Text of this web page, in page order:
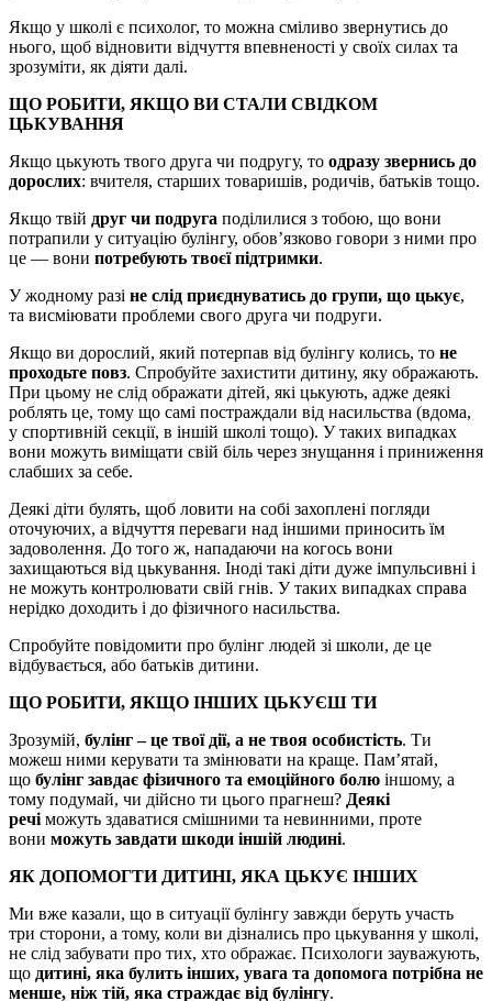
Якщо у школі є психолог, то можна сміливо звернутись до
нього, щоб відновити відчуття впевненості у своїх силах та
зрозуміти, як діяти далі.
ЩО РОБИТИ, ЯКЩО ВИ СТАЛИ СВІДКОМ
ЦЬКУВАННЯ
Якщо цькують твого друга чи подругу, то одразу звернись до
дорослих: вчителя, старших товаришів, родичів, батьків тощо.
Якщо твій друг чи подруга поділилися з тобою, що вони
потрапили у ситуацію булінгу, обов’язково говори з ними про
це — вони потребують твоєї підтримки.
У жодному разі не слід приєднуватись до групи, що цькує,
та висміювати проблеми свого друга чи подруги.
Якщо ви дорослий, який потерпав від булінгу колись, то не
проходьте повз. Спробуйте захистити дитину, яку ображають.
При цьому не слід ображати дітей, які цькують, адже деякі
роблять це, тому що самі постраждали від насильства (вдома,
у спортивній секції, в іншій школі тощо). У таких випадках
вони можуть виміщати свій біль через знущання і приниження
слабших за себе.
Деякі діти булять, щоб ловити на собі захоплені погляди
оточуючих, а відчуття переваги над іншими приносить їм
задоволення. До того ж, нападаючи на когось вони
захищаються від цькування. Іноді такі діти дуже імпульсивні і
не можуть контролювати свій гнів. У таких випадках справа
нерідко доходить і до фізичного насильства.
Спробуйте повідомити про булінг людей зі школи, де це
відбувається, або батьків дитини.
ЩО РОБИТИ, ЯКЩО ІНШИХ ЦЬКУЄШ ТИ
Зрозумій, булінг– це твої дії, а не твоя особистість. Ти
можеш ними керувати та змінювати на краще. Пам’ятай,
що булінг завдає фізичного та емоційного болю іншому, а
тому подумай, чи дійсно ти цього прагнеш? Деякі
речі можуть здаватися смішними та невинними, проте
вони можуть завдати шкоди іншій людині.
ЯК ДОПОМОГТИ ДИТИНІ, ЯКА ЦЬКУЄ ІНШИХ
Ми вже казали, що в ситуації булінгу завжди беруть участь
три сторони, а тому, коли ви дізнались про цькування у школі,
не слід забувати про тих, хто ображає. Психологи зауважують,
що дитині, яка булить інших, увага та допомога потрібна не
менше, ніж тій, яка страждає від булінгу.